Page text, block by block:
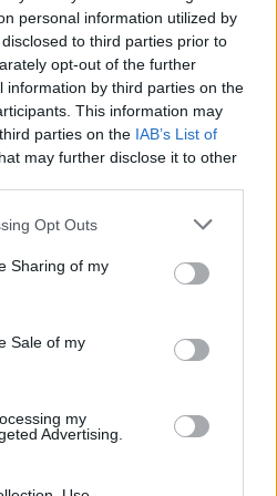
personal information utilized by
to third parties prior to
opt-out of the further
information by third parties on the
This information may
parties on the IAB’s List of
may further disclose it to other
Opt Outs
Sharing of my
Sale of my
my
Advertising.
Tajfuni “Dolphin” prek
Azinë, mbi 1,300 fluturime
anulohen dhe më shumë
se 400 mijë banorë
evakuohen
të
Trembëdhjetë të vdekur
dhe katër të plagosur në
dhe kamionit